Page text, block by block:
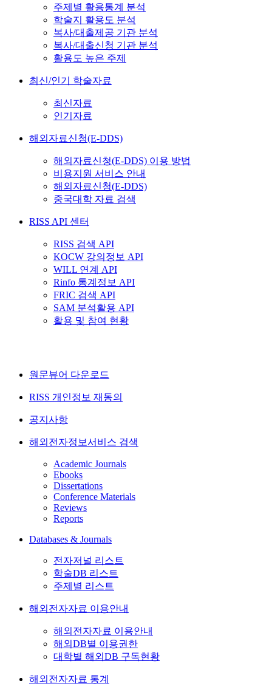
주제별 활용통계 분석
학술지 활용도 분석
복사/대출제공 기관 분석
복사/대출신청 기관 분석
활용도 높은 주제
최신/인기 학술자료
최신자료
인기자료
해외자료신청(E-DDS)
해외자료신청(E-DDS) 이용 방법
비용지원 서비스 안내
해외자료신청(E-DDS)
중국대학 자료 검색
RISS API 센터
RISS 검색 API
KOCW 강의정보 API
WILL 연계 API
Rinfo 통계정보 API
FRIC 검색 API
SAM 분석활용 API
활용 및 참여 현황
원문뷰어 다운로드
RISS 개인정보 재동의
공지사항
해외전자정보서비스 검색
Academic Journals
Ebooks
Dissertations
Conference Materials
Reviews
Reports
Databases & Journals
전자저널 리스트
학술DB 리스트
주제별 리스트
해외전자자료 이용안내
해외전자자료 이용안내
해외DB별 이용권한
대학별 해외DB 구독현황
해외전자자료 통계